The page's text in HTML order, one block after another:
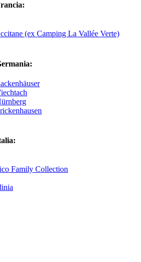
(ex Camping La Vallée Verte)
Family Collection